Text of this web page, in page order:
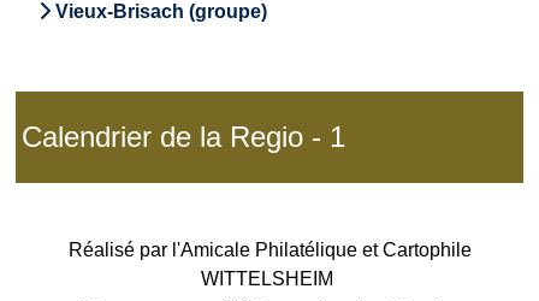
Vieux-Brisach (groupe)
Calendrier de la Regio - 1
Réalisé par l'Amicale Philatélique et Cartophile
WITTELSHEIM